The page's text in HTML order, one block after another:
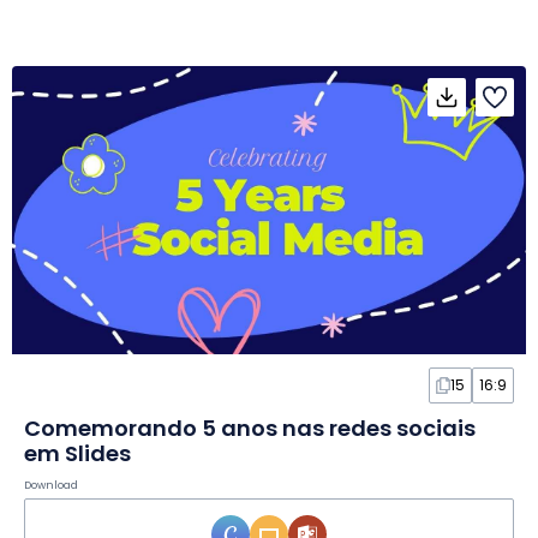
15 16:9
Comemorando 5 anos nas redes sociais
em Slides
Download